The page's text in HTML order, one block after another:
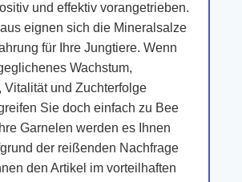
und effektiv vorangetrieben.
eignen sich die Mineralsalze
für Ihre Jungtiere. Wenn
Wachstum,
Vitalität und Zuchterfolge
Sie doch einfach zu Bee
Garnelen werden es Ihnen
der reißenden Nachfrage
den Artikel im vorteilhaften